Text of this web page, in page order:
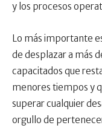
y los procesos
Lo más importante
de desplazar a más
capacitados que
menores tiempos y
superar cualquier
orgullo de